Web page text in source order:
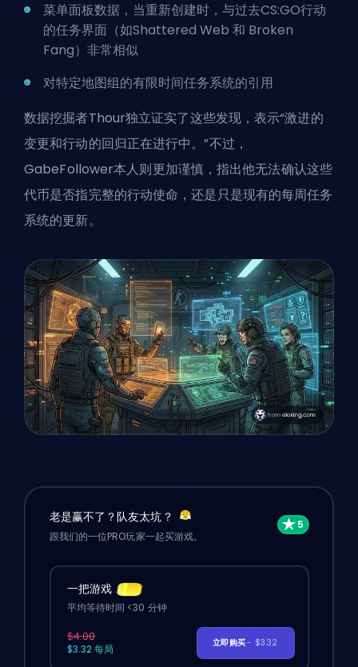
菜单面板数据，当重新创建时，与过去CS:GO行动
的任务界面（如Shattered Web 和 Broken
Fang）非常相似
对特定地图组的有限时间任务系统的引用
数据挖掘者Thour独立证实了这些发现，表示“激进的
变更和行动的回归正在进行中。”不过，
GabeFollower本人则更加谨慎，指出他无法确认这些
代币是否指完整的行动使命，还是只是现有的每周任务
系统的更新。
老是赢不了？队友太坑？
跟我们的一位PRO玩家一起买游戏。
一把游戏
平均等待时间 <30 分钟
$4.00
$3.32 每局
立即购买- $3.32